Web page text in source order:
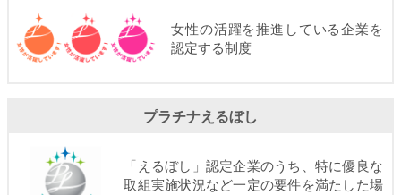
女性の活躍を推進している企業を
認定する制度
プラチナえるぼし
「えるぼし」認定企業のうち、特に優良な
取組実施状況など一定の要件を満たした場